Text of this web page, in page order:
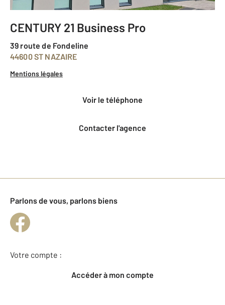
CENTURY 21 Business Pro
39 route de Fondeline
44600 ST NAZAIRE
Mentions légales
voir le téléphone
Contacter l'agence
Parlons de vous, parlons biens
Votre compte :
Accéder à mon compte